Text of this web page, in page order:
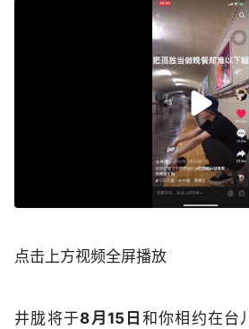
点击上方视频全屏播放
井胧将于8月15日 和你相约在台